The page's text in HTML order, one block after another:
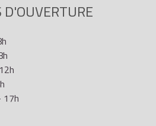
D'OUVERTURE
17h